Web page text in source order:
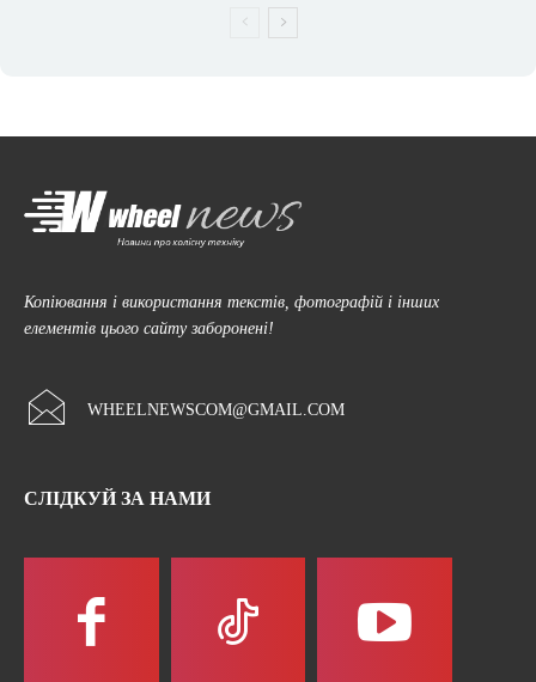
Копіювання і використання текстів, фотографій і інших
елементів цього сайту заборонені!
WHEELNEWSCOM@GMAIL.COM
СЛІДКУЙ ЗА НАМИ